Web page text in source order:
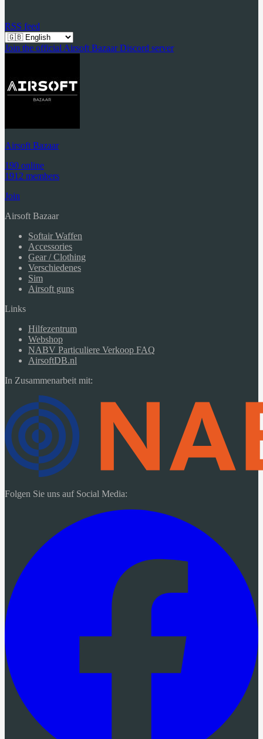
RSS feed
Join the official Airsoft Bazaar Discord server
Airsoft Bazaar
190 online
1912 members
Join
Airsoft Bazaar
Softair Waffen
Accessories
Gear / Clothing
Verschiedenes
Sim
Airsoft guns
Links
Hilfezentrum
Webshop
NABV Particuliere Verkoop FAQ
AirsoftDB.nl
In Zusammenarbeit mit:
Folgen Sie uns auf Social Media: